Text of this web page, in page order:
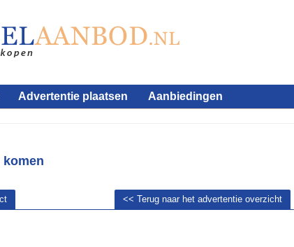
Advertentie plaatsen Aanbiedingen
komen
<< Terug naar het advertentie overzicht